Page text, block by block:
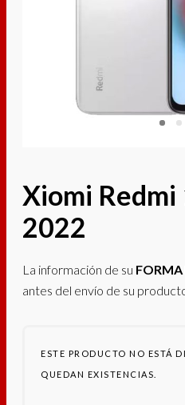
Xiomi Redmi
2022
La información de su FORMA
antes del envío de su
ESTE PRODUCTO NO ESTÁ
QUEDAN EXISTENCIAS.